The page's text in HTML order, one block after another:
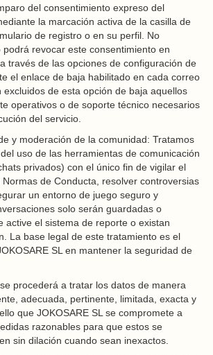
del consentimiento expreso del
la marcación activa de la casilla de
de registro o en su perfil. No
revocar este consentimiento en
través de las opciones de configuración de
el enlace de baja habilitado en cada correo
excluidos de esta opción de baja aquellos
operativos o de soporte técnico necesarios
del servicio.
y moderación de la comunidad: Tratamos
uso de las herramientas de comunicación
privados) con el único fin de vigilar el
de Conducta, resolver controversias
un entorno de juego seguro y
solo serán guardadas o
active el sistema de reporte o existan
La base legal de este tratamiento es el
SL en mantener la seguridad de
procederá a tratar los datos de manera
adecuada, pertinente, limitada, exacta y
que JOKOSARE SL se compromete a
razonables para que estos se
sin dilación cuando sean inexactos.